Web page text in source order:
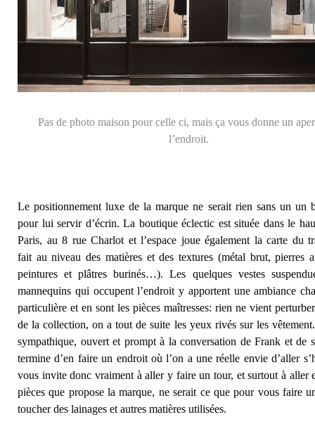
Pas de photo maison pour celle ci, mais ça vous donne un
l’endroit.
Le positionnement luxe de la marque ne serait rien sans un un
pour lui servir d’écrin. La boutique éclectic est située dans le
Paris, au 8 rue Charlot et l’espace joue également la carte du
fait au niveau des matières et des textures (métal brut, pierres
peintures et plâtres burinés…). Les quelques vestes
mannequins qui occupent l’endroit y apportent une ambiance
particulière et en sont les pièces maîtresses: rien ne vient
de la collection, on a tout de suite les yeux rivés sur les
sympathique, ouvert et prompt à la conversation de Frank et de
termine d’en faire un endroit où l’on a une réelle envie d’aller
vous invite donc vraiment à aller y faire un tour, et surtout à aller
pièces que propose la marque, ne serait ce que pour vous faire
toucher des lainages et autres matières utilisées.